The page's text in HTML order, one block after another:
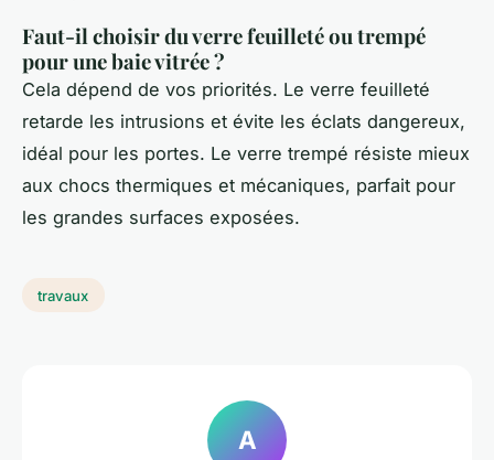
Faut-il choisir du verre feuilleté ou trempé
pour une baie vitrée ?
Cela dépend de vos priorités. Le verre feuilleté
retarde les intrusions et évite les éclats dangereux,
idéal pour les portes. Le verre trempé résiste mieux
aux chocs thermiques et mécaniques, parfait pour
les grandes surfaces exposées.
travaux
A